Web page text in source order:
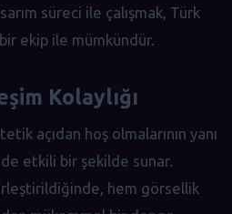
süreci ile çalışmak, Türk
ekip ile mümkündür.
Kolaylığı
açıdan hoş olmalarının yanı
etkili bir şekilde sunar.
hem görsellik